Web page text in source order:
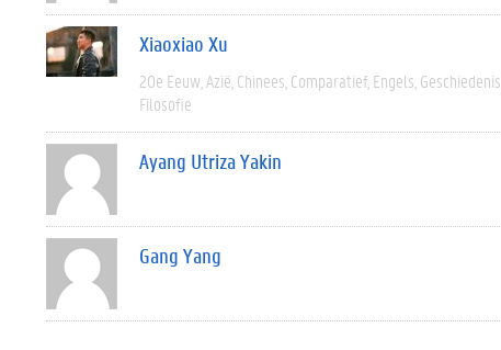
Xiaoxiao Xu
20e Eeuw Azië Chinees Comparatief Engels Geschiedenis
Filosofie
Ayang Utriza Yakin
Gang Yang